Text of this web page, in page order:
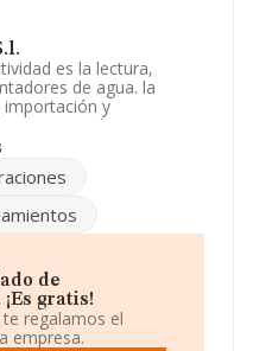
es la lectura,
de agua. la
importación y
productos y
La empresa
'Fontanería,
La compañía no tiene
al número de
disponibles en
por encima de la
de
gratis!
regalamos el
empresa.